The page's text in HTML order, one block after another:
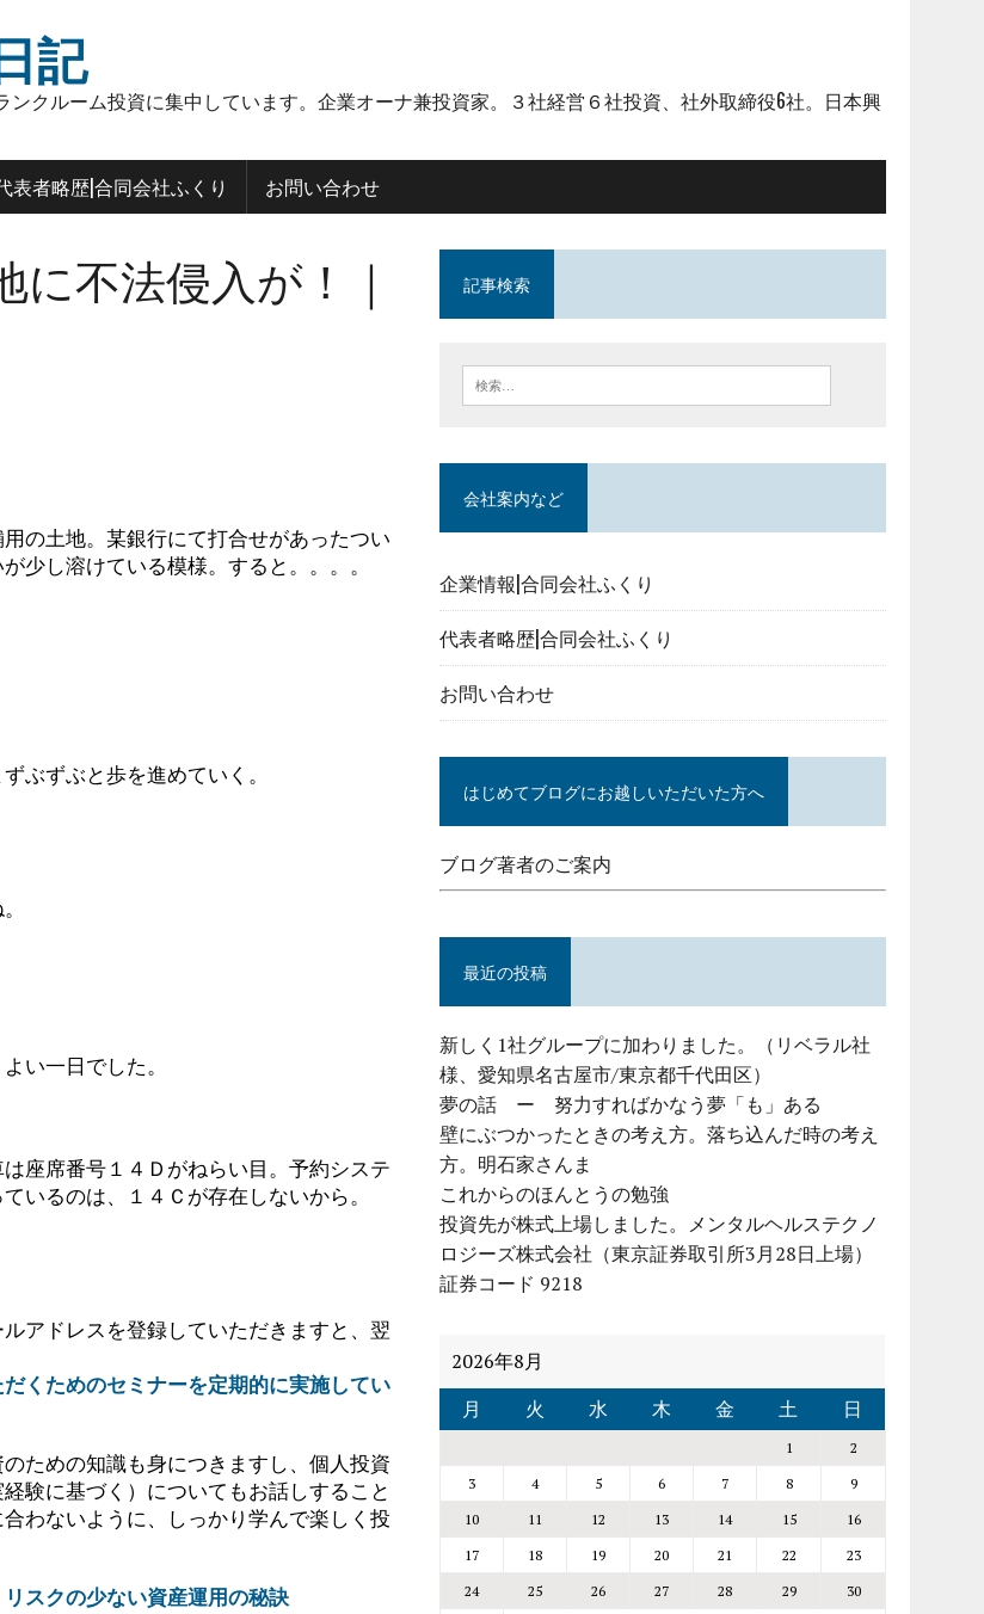
記
クルーム投資に集中しています。企業オーナ兼投資家。３社経営６社投資、社外取締役6社。日本興
表者略歴|合同会社ふくり お問い合わせ
に不法侵入が！｜
の土地。某銀行にて打合せがあったつい
少し溶けている模様。すると。。。。
ぶずぶと歩を進めていく。
い一日でした。
座席番号１４Ｄがねらい目。予約システ
いるのは、１４Ｃが存在しないから。
アドレスを登録していただきますと、翌
くためのセミナーを定期的に実施してい
ための知識も身につきますし、個人投資
験に基づく）についてもお話しすること
わないように、しっかり学んで楽しく投
スクの少ない資産運用の秘訣
記事検索
会社案内など
企業情報|合同会社ふくり
代表者略歴|合同会社ふくり
お問い合わせ
はじめてブログにお越しいただいた方へ
ブログ著者のご案内
最近の投稿
新しく1社グループに加わりました。（リベラル社
様、愛知県名古屋市/東京都千代田区）
夢の話 ー 努力すればかなう夢「も」ある
壁にぶつかったときの考え方。落ち込んだ時の考え
方。明石家さんま
これからのほんとうの勉強
投資先が株式上場しました。メンタルヘルステクノ
ロジーズ株式会社（東京証券取引所3月28日上場）
証券コード 9218
2026年8月
月
火 水 木 金 土 日
1
2
3
4 5 6 7 8
9
10
11 12 13 14 15
16
17
18 19 20 21 22
23
24
25 26 27 28 29
30